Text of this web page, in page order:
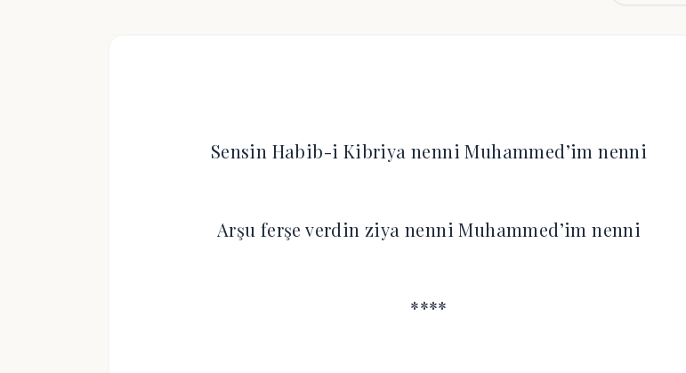
Sensin Habib-i Kibriya nenni Muhammed’im nenni
Arşu ferşe verdin ziya nenni Muhammed’im nenni
****